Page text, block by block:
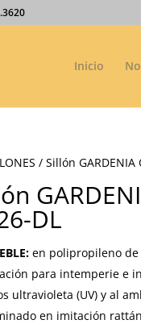
Inicio
/ Sillón GARDENIA
DL
en polipropileno
para intemperie e
ultravioleta (UV) y al
en imitación